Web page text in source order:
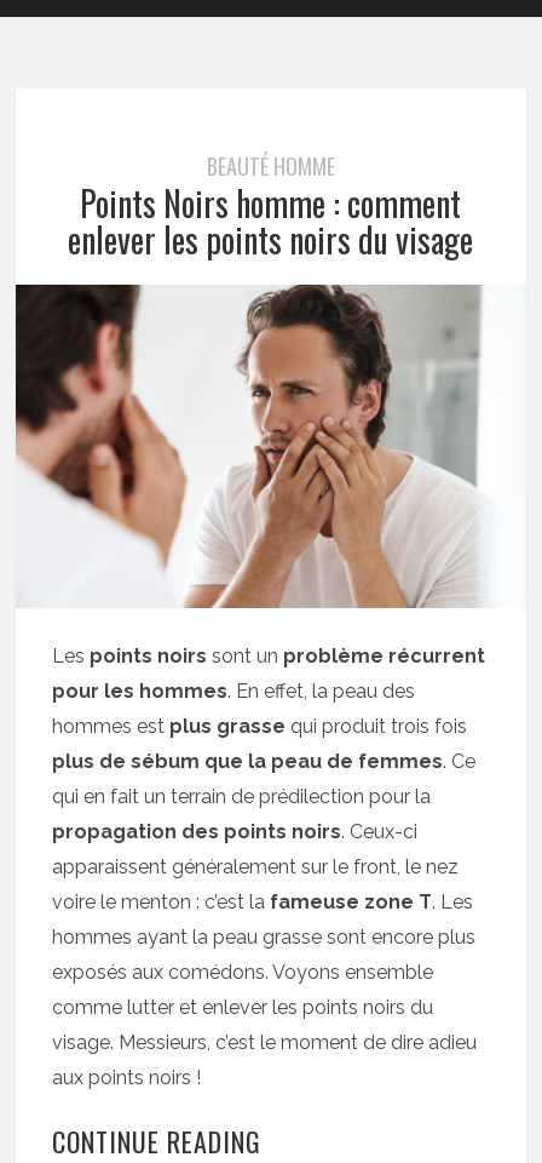
BEAUTÉ HOMME
Points Noirs homme : comment
enlever les points noirs du visage
Les points noirs sont un problème récurrent
pour les hommes. En effet, la peau des
hommes est plus grasse qui produit trois fois
plus de sébum que la peau de femmes. Ce
qui en fait un terrain de prédilection pour la
propagation des points noirs. Ceux-ci
apparaissent généralement sur le front, le nez
voire le menton : c’est la fameuse zone T. Les
hommes ayant la peau grasse sont encore plus
exposés aux comédons. Voyons ensemble
comme lutter et enlever les points noirs du
visage. Messieurs, c’est le moment de dire adieu
aux points noirs !
CONTINUE READING